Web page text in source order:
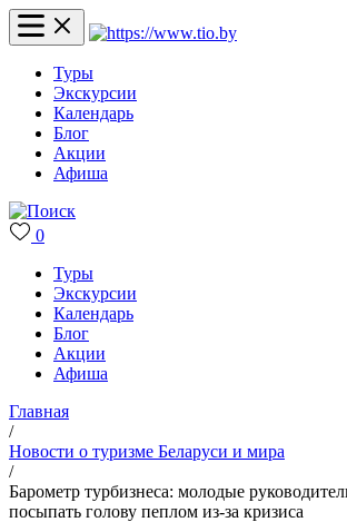
Туры
Экскурсии
Календарь
Блог
Акции
Афиша
0
Туры
Экскурсии
Календарь
Блог
Акции
Афиша
Главная
/
Новости о туризме Беларуси и мира
/
Барометр турбизнеса: молодые
посыпать голову пеплом из-за кризиса